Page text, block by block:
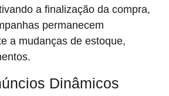
a finalização da compra,
permanecem
a mudanças de estoque,
Dinâmicos